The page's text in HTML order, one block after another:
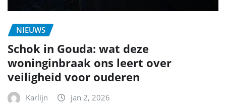
NIEUWS
Schok in Gouda: wat deze
woninginbraak ons leert over
veiligheid voor ouderen
Karlijn jan 2, 2026